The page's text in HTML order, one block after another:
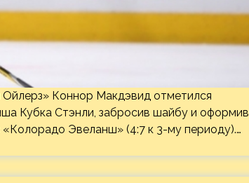
Коннор Макдэвид отметился
Кубка Стэнли, забросив шайбу и оформив
Эвеланш» (4:7 к 3-му периоду).…